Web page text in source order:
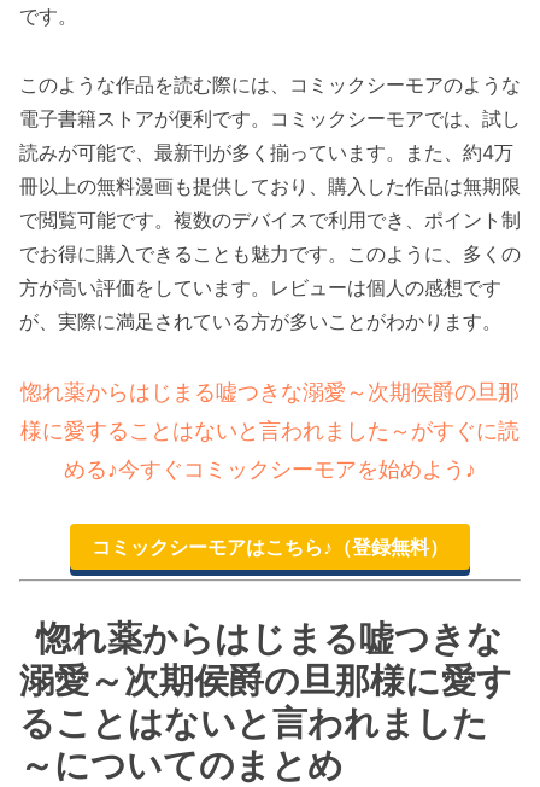
です。
このような作品を読む際には、コミックシーモアのような
電子書籍ストアが便利です。コミックシーモアでは、試し
読みが可能で、最新刊が多く揃っています。また、約4万
冊以上の無料漫画も提供しており、購入した作品は無期限
で閲覧可能です。複数のデバイスで利用でき、ポイント制
でお得に購入できることも魅力です。このように、多くの
方が高い評価をしています。レビューは個人の感想です
が、実際に満足されている方が多いことがわかります。
惚れ薬からはじまる嘘つきな溺愛～次期侯爵の旦那
様に愛することはないと言われました～がすぐに読
める♪今すぐコミックシーモアを始めよう♪
コミックシーモアはこちら♪（登録無料）
惚れ薬からはじまる嘘つきな
溺愛～次期侯爵の旦那様に愛す
ることはないと言われました
～についてのまとめ